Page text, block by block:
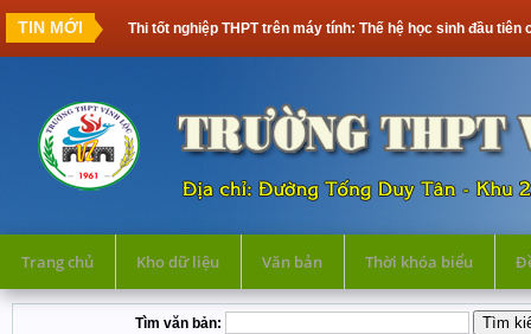
TIN MỚI Thi tốt nghiệp THPT trên máy tính: Thế hệ học sinh đầu tiên
Trang chủ Kho dữ liệu Văn bản Thời khóa biểu
Tìm văn bản: